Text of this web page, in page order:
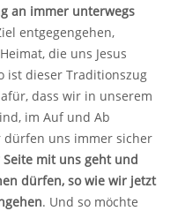
an immer unterwegs
entgegengehen,
die uns Jesus
ist dieser Traditionszug
dass wir in unserem
im Auf und Ab
dürfen uns immer sicher
mit uns geht und
dürfen, so wie wir jetzt
. Und so möchte